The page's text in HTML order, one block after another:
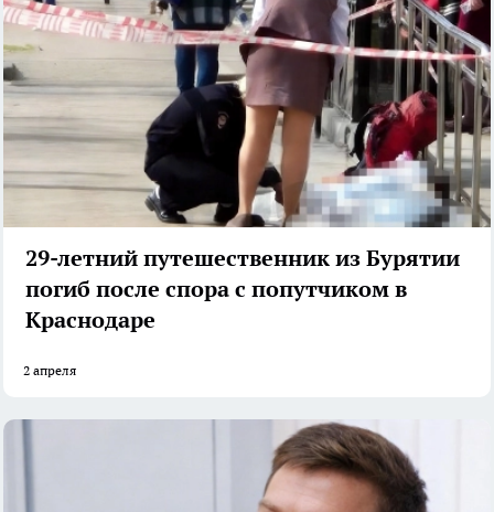
29-летний путешественник из Бурятии
погиб после спора с попутчиком в
Краснодаре
2 апреля